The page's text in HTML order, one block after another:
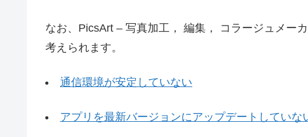
なお、PicsArt – 写真加工， 編集， コラージュメー
考えられます。
通信環境が安定していない
アプリを最新バージョンにアップデートしていな